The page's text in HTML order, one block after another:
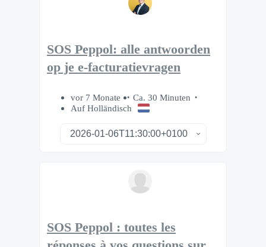
SOS Peppol: alle antwoorden
op je e-facturatievragen
vor 7 Monate
Ca. 30 Minuten
Auf Holländisch
SOS Peppol : toutes les